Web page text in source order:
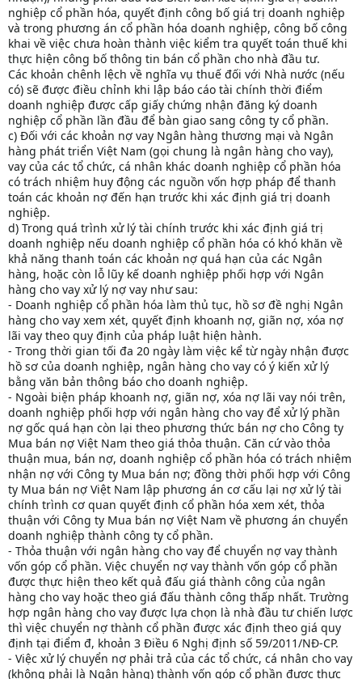
nghiệp cổ phần hóa, quyết định công bố giá trị doanh nghiệp
và trong phương án cổ phần hóa doanh nghiệp, công bố công
khai về việc chưa hoàn thành việc kiểm tra quyết toán thuế khi
thực hiện công bố thông tin bán cổ phần cho nhà đầu tư.
Các khoản chênh lệch về nghĩa vụ thuế đối với Nhà nước (nếu
có) sẽ được điều chỉnh khi lập báo cáo tài chính thời điểm
doanh nghiệp được cấp giấy chứng nhận đăng ký doanh
nghiệp cổ phần lần đầu để bàn giao sang công ty cổ phần.
c) Đối với các khoản nợ vay Ngân hàng thương mại và Ngân
hàng phát triển Việt Nam (gọi chung là ngân hàng cho vay),
vay của các tổ chức, cá nhân khác doanh nghiệp cổ phần hóa
có trách nhiệm huy động các nguồn vốn hợp pháp để thanh
toán các khoản nợ đến hạn trước khi xác định giá trị doanh
nghiệp.
d) Trong quá trình xử lý tài chính trước khi xác định giá trị
doanh nghiệp nếu doanh nghiệp cổ phần hóa có khó khăn về
khả năng thanh toán các khoản nợ quá hạn của các Ngân
hàng, hoặc còn lỗ lũy kế doanh nghiệp phối hợp với Ngân
hàng cho vay xử lý nợ vay như sau:
- Doanh nghiệp cổ phần hóa làm thủ tục, hồ sơ đề nghị Ngân
hàng cho vay xem xét, quyết định khoanh nợ, giãn nợ, xóa nợ
lãi vay theo quy định của pháp luật hiện hành.
- Trong thời gian tối đa 20 ngày làm việc kể từ ngày nhận được
hồ sơ của doanh nghiệp, ngân hàng cho vay có ý kiến xử lý
bằng văn bản thông báo cho doanh nghiệp.
- Ngoài biện pháp khoanh nợ, giãn nợ, xóa nợ lãi vay nói trên,
doanh nghiệp phối hợp với ngân hàng cho vay để xử lý phần
nợ gốc quá hạn còn lại theo phương thức bán nợ cho Công ty
Mua bán nợ Việt Nam theo giá thỏa thuận. Căn cứ vào thỏa
thuận mua, bán nợ, doanh nghiệp cổ phần hóa có trách nhiệm
nhận nợ với Công ty Mua bán nợ; đồng thời phối hợp với Công
ty Mua bán nợ Việt Nam lập phương án cơ cấu lại nợ xử lý tài
chính trình cơ quan quyết định cổ phần hóa xem xét, thỏa
thuận với Công ty Mua bán nợ Việt Nam về phương án chuyển
doanh nghiệp thành công ty cổ phần.
- Thỏa thuận với ngân hàng cho vay để chuyển nợ vay thành
vốn góp cổ phần. Việc chuyển nợ vay thành vốn góp cổ phần
được thực hiện theo kết quả đấu giá thành công của ngân
hàng cho vay hoặc theo giá đấu thành công thấp nhất. Trường
hợp ngân hàng cho vay được lựa chọn là nhà đầu tư chiến lược
thì việc chuyển nợ thành cổ phần được xác định theo giá quy
định tại điểm đ, khoản 3 Điều 6 Nghị định số 59/2011/NĐ-CP.
- Việc xử lý chuyển nợ phải trả của các tổ chức, cá nhân cho vay
(không phải là Ngân hàng) thành vốn góp cổ phần được thực